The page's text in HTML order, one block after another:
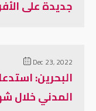
جديدة على
Dec 23, 2022
البحرين:
المدني خلال